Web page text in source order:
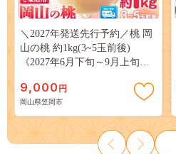
＼2027年発送先行予約／桃 岡
山の桃 約1kg(3~5玉前後)
《2027年6月下旬～9月上旬頃
岡山 はくとう スイーツ フル
ーツ 果物 デザート 旬 モモ も
も 先行予約 送料無料 果物 岡
山県 笠岡市 清水白桃 白鳳 白
麗 クール便---
9,000 円
岡山県笠岡市